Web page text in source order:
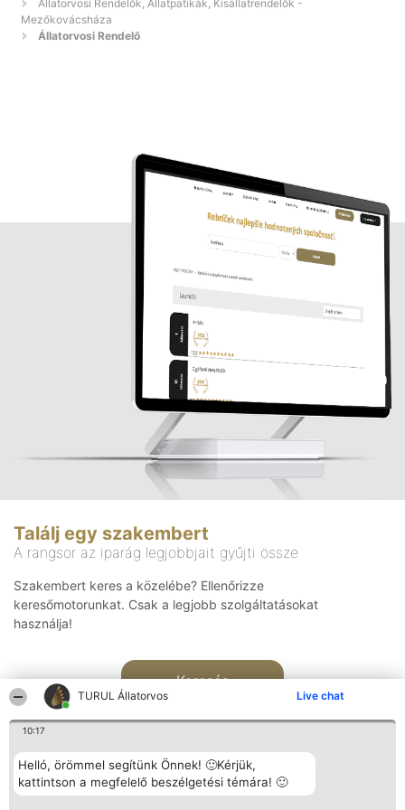
TURUL Állatorvos Live chat
10:17
Helló, örömmel segítünk Önnek! 🙂Kérjük,
kattintson a megfelelő beszélgetési témára! 🙂
Állatorvosi Rendelők, Állatpatikák, Kisállatrendelők -
Mezőkovácsháza
Állatorvosi Rendelő
Találj egy szakembert
A rangsor az iparág legjobbjait gyűjti össze
Szakembert keres a közelébe? Ellenőrizze
keresőmotorunkat. Csak a legjobb szolgáltatásokat
használja!
Keresés